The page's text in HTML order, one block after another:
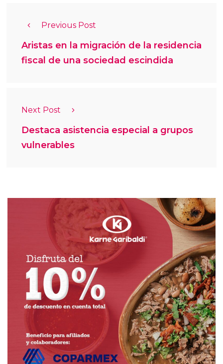
Previous Post
Aristas en la migración de la residencia
fiscal de una sociedad escindida
Next Post
Destaca asistencia especial a grupos
vulnerables